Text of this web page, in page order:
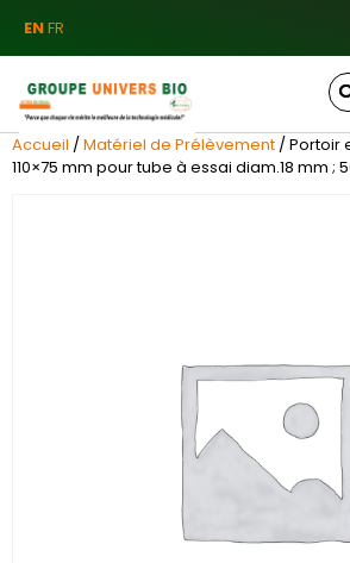
ENFR
Accueil /Matériel de Prélèvement / Portoir
110×75 mm pour tube à essai diam.18 mm ;